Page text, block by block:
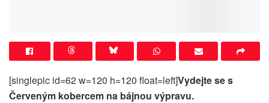
[singlepic id=62 w=120 h=120 float=left]Vydejte se s
Červeným kobercem na bájnou výpravu.